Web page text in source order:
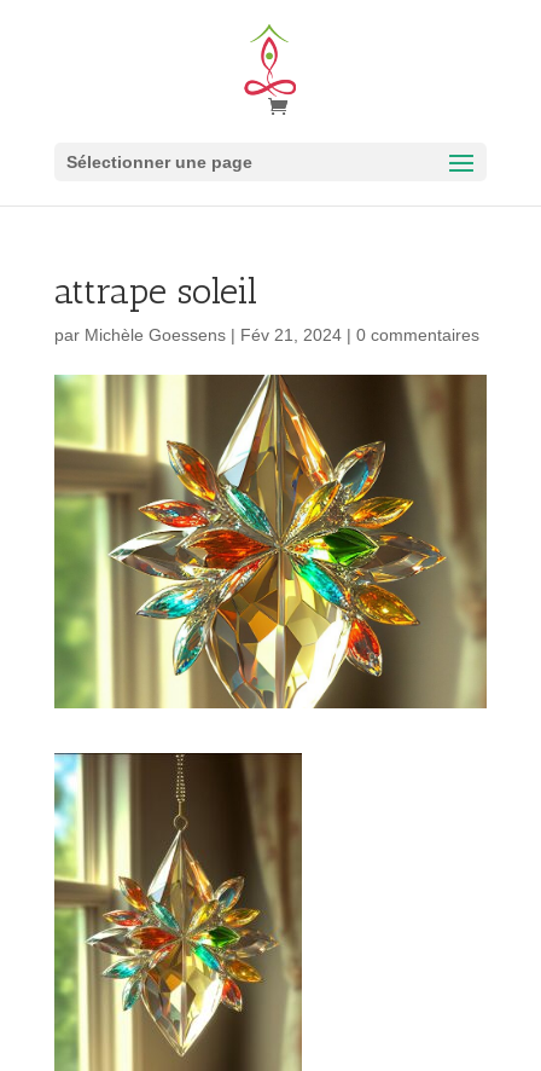
Sélectionner une page
attrape soleil
par Michèle Goessens| Fév 21, 2024| 0 commentaires